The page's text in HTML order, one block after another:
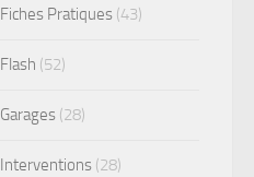
Fiches Pratiques (43)
Flash (52)
Garages (28)
Interventions (28)